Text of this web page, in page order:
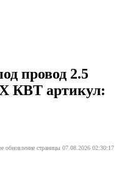
провод 2.5
КВТ артикул:
обновление страницы 07.08.2026 02:30:17